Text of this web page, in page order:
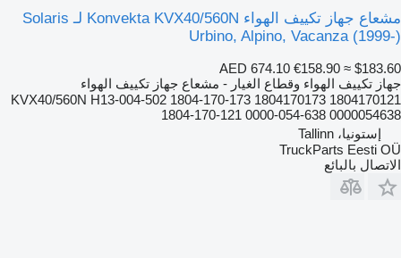
مشعاع جهاز تكييف الهواء Konvekta KVX40/560N لـ Solaris
Urbino, Alpino, Vacanza (1999-)
AED 674.10 €158.90 ≈ $183.60
جهاز تكييف الهواء وقطاع الغيار - مشعاع جهاز تكييف الهواء
KVX40/560N H13-004-502 1804-170-173 1804170173 1804170121
1804-170-121 0000-054-638 0000054638
إستونيا، Tallinn
TruckParts Eesti OÜ
الاتصال بالبائع